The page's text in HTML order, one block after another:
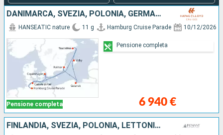
DANIMARCA, SVEZIA, POLONIA, GERMANIA
Pensione completa
HANSEATIC nature 11 g Hamburg Cruise Parade 10/12/2026
6 940 €
Pensione completa
FINLANDIA, SVEZIA, POLONIA, LETTONIA, ESTONIA